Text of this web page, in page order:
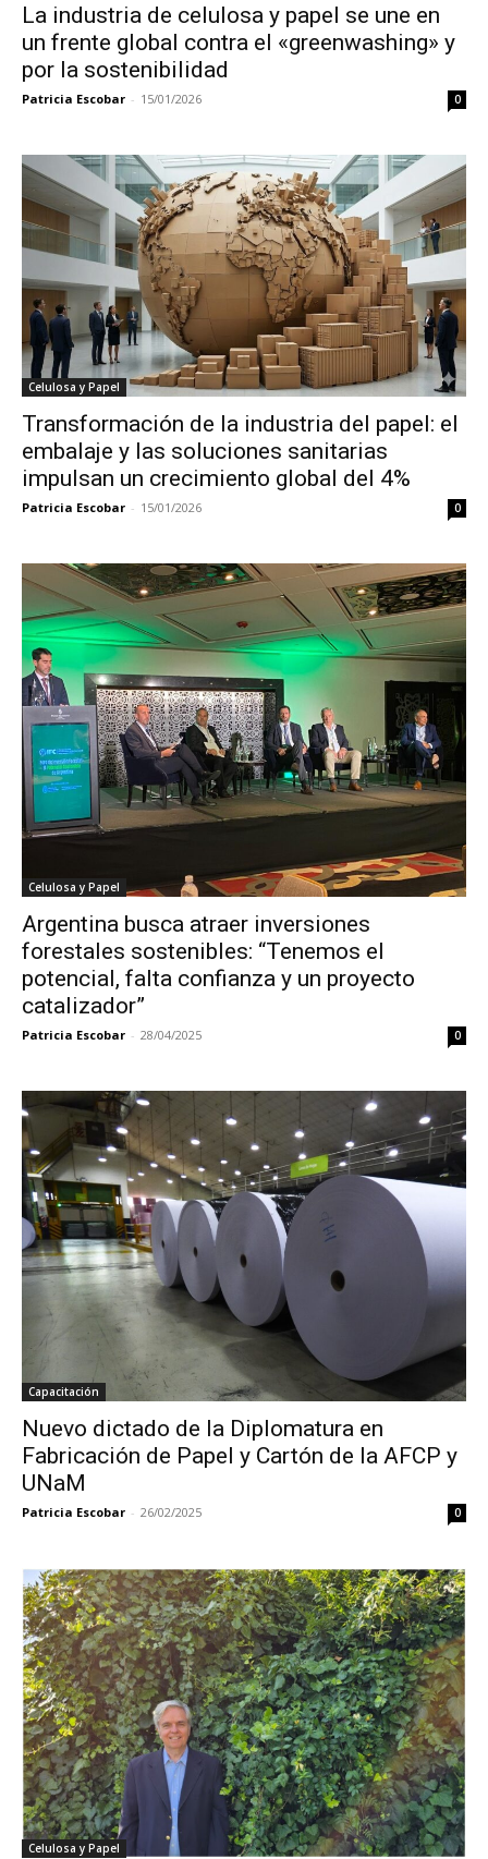
La industria de celulosa y papel se une en
un frente global contra el «greenwashing» y
por la sostenibilidad
Patricia Escobar - 15/01/2026 0
Celulosa y Papel
Transformación de la industria del papel: el
embalaje y las soluciones sanitarias
impulsan un crecimiento global del 4%
Patricia Escobar - 15/01/2026 0
Celulosa y Papel
Argentina busca atraer inversiones
forestales sostenibles: “Tenemos el
potencial, falta confianza y un proyecto
catalizador”
Patricia Escobar - 28/04/2025 0
Capacitación
Nuevo dictado de la Diplomatura en
Fabricación de Papel y Cartón de la AFCP y
UNaM
Patricia Escobar - 26/02/2025 0
Celulosa y Papel